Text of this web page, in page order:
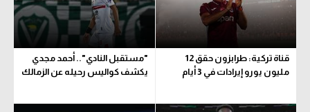
قناة تركية: طرابزون حقق 12
مليون يورو إيرادات في 3 أيام
"مستقبل النادي".. أحمد مجدي
يكشف كواليس رحيله عن الزمالك